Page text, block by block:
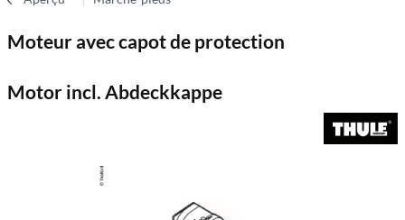
Moteur avec capot de protection
Motor incl. Abdeckkappe